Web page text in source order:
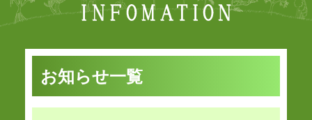
お知らせ一覧